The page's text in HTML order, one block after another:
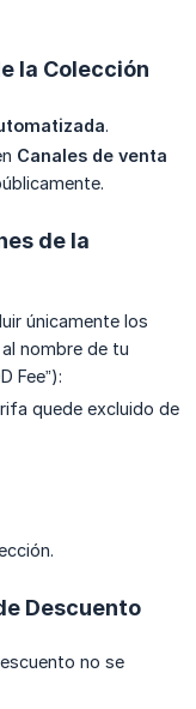
la Colección
.
Canales de venta
de la
únicamente los
al nombre de tu
Fee”):
quede excluido de
Descuento
no se